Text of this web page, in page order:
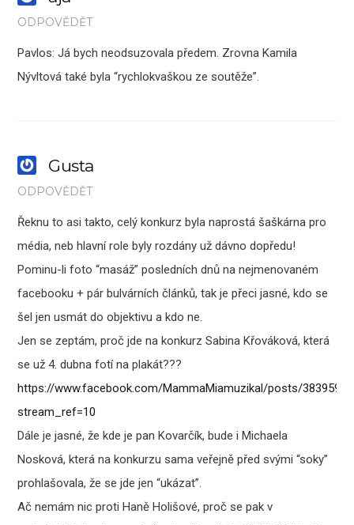
ODPOVĚDĚT
Pavlos: Já bych neodsuzovala předem. Zrovna Kamila
Nývltová také byla “rychlokvaškou ze soutěže”.
Gusta
ODPOVĚDĚT
Řeknu to asi takto, celý konkurz byla naprostá šaškárna pro
média, neb hlavní role byly rozdány už dávno dopředu!
Pominu-li foto “masáž” posledních dnů na nejmenovaném
facebooku + pár bulvárních článků, tak je přeci jasné, kdo se
šel jen usmát do objektivu a kdo ne.
Jen se zeptám, proč jde na konkurz Sabina Křováková, která
se už 4. dubna fotí na plakát???
https://www.facebook.com/MammaMiamuzikal/posts/
stream_ref=10
Dále je jasné, že kde je pan Kovarčík, bude i Michaela
Nosková, která na konkurzu sama veřejně před svými “soky”
prohlašovala, že se jde jen “ukázat”.
Ač nemám nic proti Haně Holišové, proč se pak v